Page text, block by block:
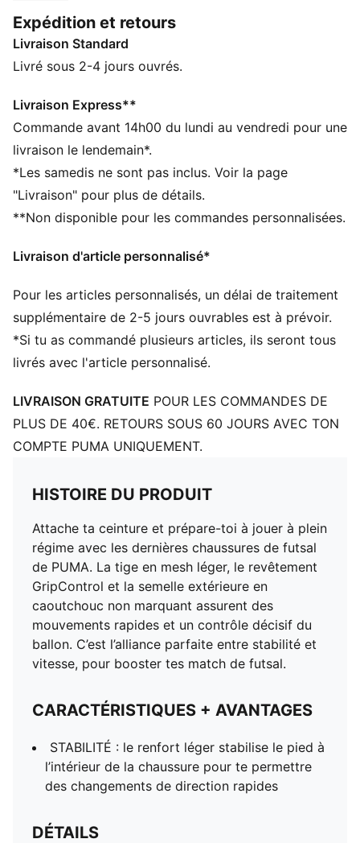
stabilité et vitesse, pour booster tes match de futsal.
CARACTÉRISTIQUES + AVANTAGES
STABILITÉ : le renfort léger stabilise le pied à l’intérieur
de direction rapides
DÉTAILS
Revêtement GripControl pour un contrôle décisif du
Semelle extérieure discrète en caoutchouc non
marquant et semelle intermédiaire en EVA pour une
adhérence optimale en salle
direction rapides et plus d’agilité
confort
Coupe régulière à étroite
IT : Semelle Indoor Training (entraînement en intérieur)
Expédition et retours
Livraison Standard
Livré sous 2-4 jours ouvrés.
Livraison Express**
Commande avant 14h00 du lundi au vendredi pour une
livraison le lendemain*.
*Les samedis ne sont pas inclus. Voir la page
"Livraison" pour plus de détails.
**Non disponible pour les commandes personnalisées.
Livraison d'article personnalisé*
Pour les articles personnalisés, un délai de traitement
supplémentaire de 2-5 jours ouvrables est à prévoir.
*Si tu as commandé plusieurs articles, ils seront tous
livrés avec l'article personnalisé.
LIVRAISON GRATUITE POUR LES COMMANDES DE
PLUS DE 40€. RETOURS SOUS 60 JOURS AVEC TON
COMPTE PUMA UNIQUEMENT.
HISTOIRE DU PRODUIT
Attache ta ceinture et prépare-toi à jouer à plein
régime avec les dernières chaussures de futsal
de PUMA. La tige en mesh léger, le revêtement
GripControl et la semelle extérieure en
caoutchouc non marquant assurent des
mouvements rapides et un contrôle décisif du
ballon. C’est l’alliance parfaite entre stabilité et
vitesse, pour booster tes match de futsal.
CARACTÉRISTIQUES + AVANTAGES
STABILITÉ : le renfort léger stabilise le pied à
l’intérieur de la chaussure pour te permettre
des changements de direction rapides
DÉTAILS